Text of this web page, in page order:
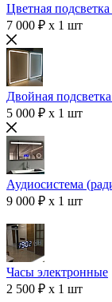
Цветная
7 000 ₽ x 1 шт
Двойная
5 000 ₽ x 1 шт
Аудиосистема
9 000 ₽ x 1 шт
Часы электронные
2 500 ₽ x 1 шт